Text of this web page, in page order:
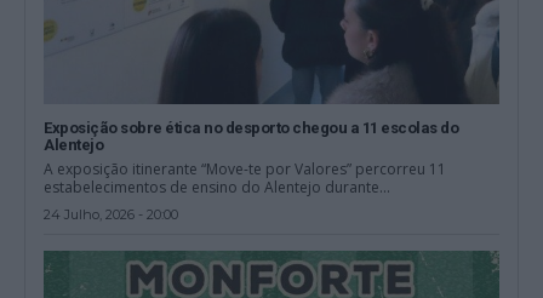
Exposição sobre ética no desporto chegou a 11 escolas do
Alentejo
A exposição itinerante “Move-te por Valores” percorreu 11
estabelecimentos de ensino do Alentejo durante...
24 Julho, 2026 - 20:00